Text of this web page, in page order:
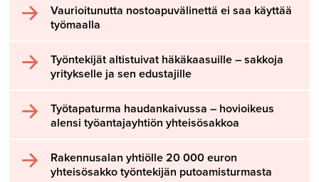
Vaurioitunutta nostoapuvälinettä ei saa käyttää
työmaalla
Työntekijät altistuivat häkäkaasuille – sakkoja
yritykselle ja sen edustajille
Työtapaturma haudankaivussa – hovioikeus
alensi työantajayhtiön yhteisösakkoa
Rakennusalan yhtiölle 20 000 euron
yhteisösakko työntekijän putoamisturmasta